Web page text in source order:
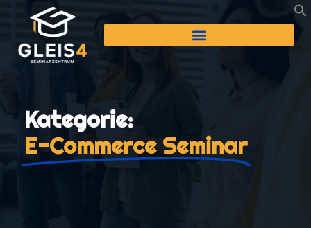
Kategorie:
E-Commerce Seminar